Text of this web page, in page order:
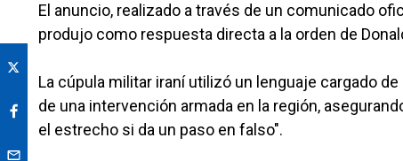
El anuncio, realizado a través de un comunicado
produjo como respuesta directa a la orden de
La cúpula militar iraní utilizó un lenguaje cargado
de una intervención armada en la región,
el estrecho si da un paso en falso".